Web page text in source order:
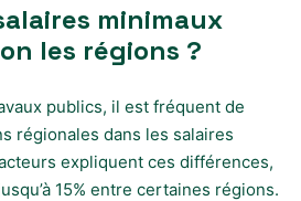
minimaux
les régions ?
publics, il est fréquent de
régionales dans les salaires
expliquent ces différences,
15% entre certaines régions.